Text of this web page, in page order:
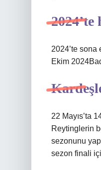
2024’te
Ekim
22 Mayıs’ta
Reytinglerin
sezonunu
sezon finali